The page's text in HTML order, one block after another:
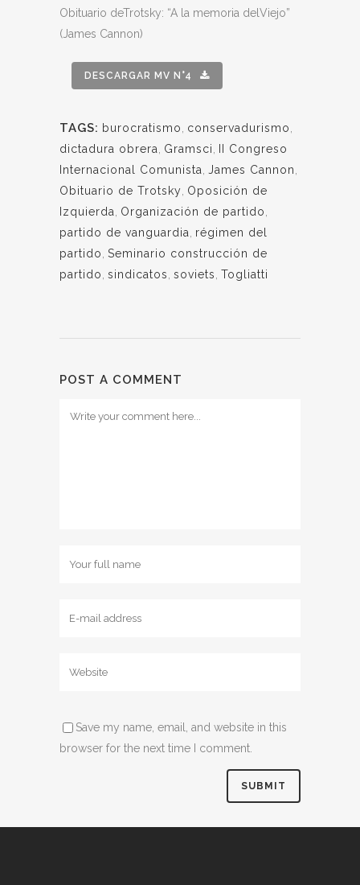
Obituario deTrotsky: “A la memoria delViejo”
(James Cannon)
DESCARGAR MV N°4
TAGS: burocratismo conservadurismo
dictadura obrera
Gramsci
II Congreso
Internacional Comunista
James Cannon
Obituario de Trotsky Oposición de
Izquierda
Organización de partido
partido de vanguardia
régimen del
partido Seminario construcción de
partido sindicatos soviets Togliatti
POST A COMMENT
Save my name, email, and website in this
browser for the next time I comment.